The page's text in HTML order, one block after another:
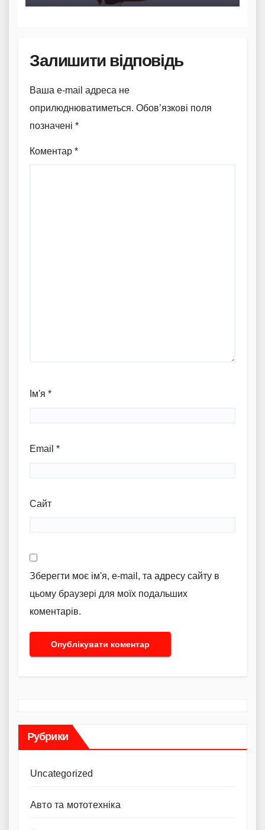
Залишити відповідь
Ваша e-mail адреса не
оприлюднюватиметься. Обов’язкові поля
позначені *
Коментар *
Ім'я *
Email *
Сайт
Зберегти моє ім'я, e-mail, та адресу сайту в
цьому браузері для моїх подальших
коментарів.
Рубрики
Uncategorized
Авто та мототехніка